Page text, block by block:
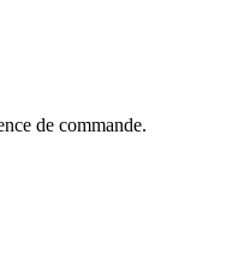
de commande.